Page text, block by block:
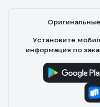
Установите
информация по